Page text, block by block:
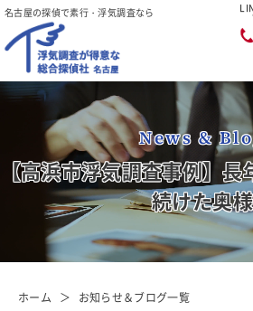
名古屋の探偵で素行・浮気調査なら
News &
【高浜市浮気調査事例】
続けた奥様
ホーム
お知らせ＆ブログ一覧